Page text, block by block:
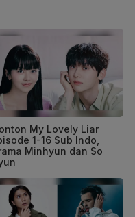
My Lovely Liar
1-16 Sub Indo,
Minhyun dan So